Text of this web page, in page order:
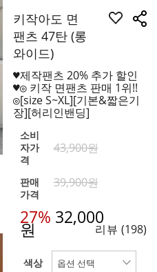
키작아도 면
팬츠 47탄 (롱
와이드)
♥제작팬츠 20% 추가 할인
♥◎ 키작 면팬츠 판매 1위!!
◎[size S~XL][기본&짧은기
장][허리인밴딩]
소비
자가
격
43,900원
판매
가격
39,900원
27% 32,000
원 리뷰 (198)
색상